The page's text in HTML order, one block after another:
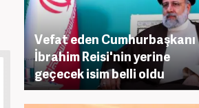
Vefat eden Cumhurbaşkanı
İbrahim Reisi'nin yerine
geçecek isim belli oldu